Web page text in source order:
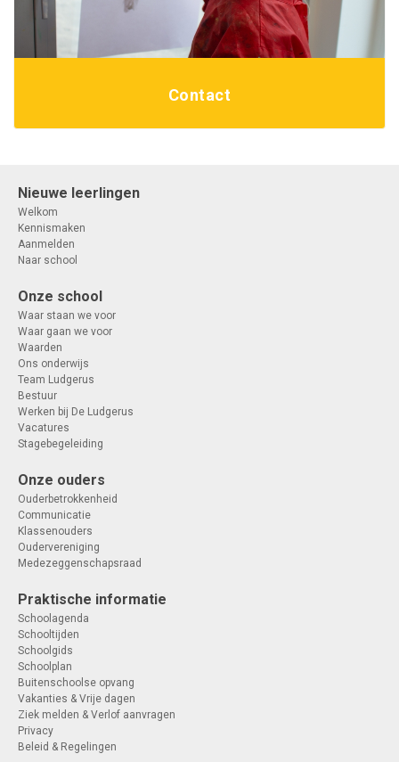
Contact
Nieuwe leerlingen
Welkom
Kennismaken
Aanmelden
Naar school
Onze school
Waar staan we voor
Waar gaan we voor
Waarden
Ons onderwijs
Team Ludgerus
Bestuur
Werken bij De Ludgerus
Vacatures
Stagebegeleiding
Onze ouders
Ouderbetrokkenheid
Communicatie
Klassenouders
Oudervereniging
Medezeggenschapsraad
Praktische informatie
Schoolagenda
Schooltijden
Schoolgids
Schoolplan
Buitenschoolse opvang
Vakanties & Vrije dagen
Ziek melden & Verlof aanvragen
Privacy
Beleid & Regelingen